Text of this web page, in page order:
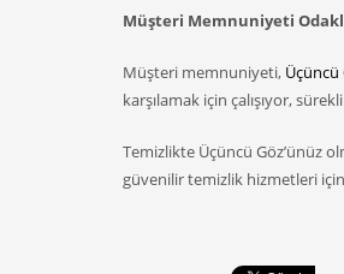
Müşteri Memnuniyeti
Müşteri memnuniyeti, Üçüncü
karşılamak için çalışıyor,
Temizlikte Üçüncü Göz’ünüz
güvenilir temizlik hizmetleri için